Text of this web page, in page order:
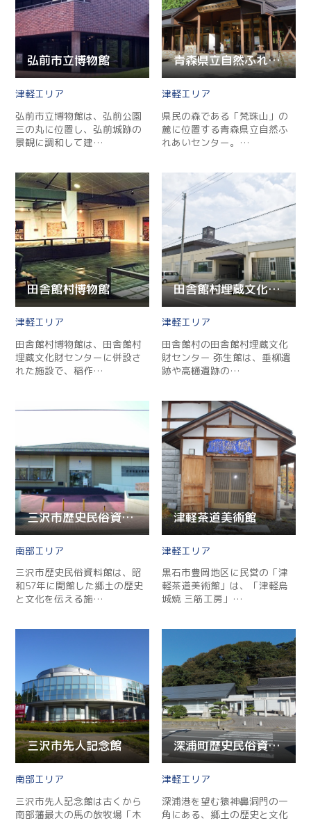
弘前市立博物館
津軽
弘前市立博物館は、弘前公園
三の丸に位置し、弘前城跡の
景観に調和して建…
青森県立自然ふれあいセンター
津軽
県民の森である「梵珠山」の
麓に位置する青森県立自然ふ
れあいセンター。…
田舎館村博物館
津軽
田舎館村博物館は、田舎館村
埋蔵文化財センターに併設さ
れた施設で、稲作…
田舎館村埋蔵文化財センター
津軽
田舎館村の田舎館村埋蔵文化
財センター 弥生館は、垂柳遺
跡や高樋遺跡の…
三沢市歴史民俗資料館
南部
三沢市歴史民俗資料館は、昭
和57年に開館した郷土の歴史
と文化を伝える施…
津軽茶道美術館
津軽
黒石市豊岡地区に民営の「津
軽茶道美術館」は、「津軽烏
城焼 三筋工房」…
三沢市先人記念館
南部
三沢市先人記念館は古くから
南部藩最大の馬の放牧場「木
深浦町歴史民俗資料館・美術館
津軽
深浦港を望む猿神鼻洞門の一
角にある、郷土の歴史と文化